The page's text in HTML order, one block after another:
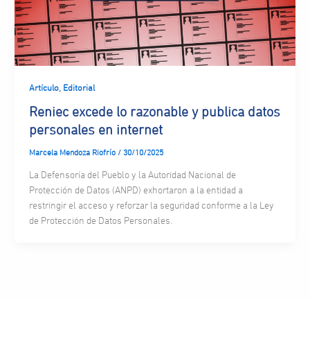
Artículo, Editorial
Reniec excede lo razonable y publica datos
personales en internet
Marcela Mendoza Riofrío / 30/10/2025
La Defensoría del Pueblo y la Autoridad Nacional de
Protección de Datos (ANPD) exhortaron a la entidad a
restringir el acceso y reforzar la seguridad conforme a la Ley
de Protección de Datos Personales.